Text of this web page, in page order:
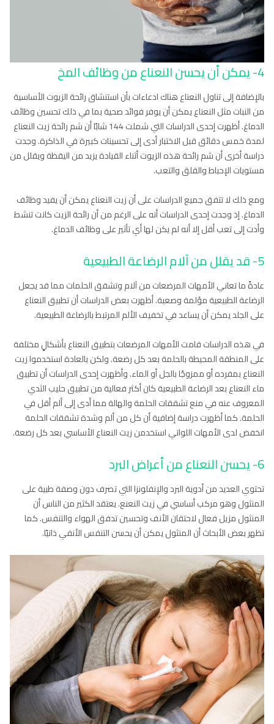
4- يمكن أن يحسن النعناع من وظائف المخ
بالإضافة إلى تناول النعناع هناك ادعاءات بأن استنشاق رائحة الزيوت الأساسية
من النبات مثل النعناع يمكن أن يوفر فوائد صحية بما في ذلك تحسين وظائف
الدماغ. أظهرت إحدى الدراسات التي شملت 144 شابًا أن شم رائحة زيت النعناع
لمدة خمس دقائق قبل الاختبار أدى إلى تحسينات كبيرة في الذاكرة. وجدت
دراسة أخرى أن شم رائحة هذه الزيوت أثناء القيادة يزيد من اليقظة ويقلل من
مستويات الإحباط والقلق والتعب.
ومع ذلك لا تتفق جميع الدراسات على أن زيت النعناع يمكن أن يفيد وظائف
الدماغ. إذ وجدت إحدى الدراسات أنه على الرغم من أن رائحة الزيت كانت تنشط
وأدت إلى تعب أقل إلا أنه لم يكن لها أي تأثير على وظائف الدماغ.
5- قد يقلل من آلام الرضاعة الطبيعية
عادةً ما تعاني الأمهات المرضعات من آلام وتشقق الحلمات مما قد يجعل
الرضاعة الطبيعية مؤلمة وصعبة. أظهرت بعض الدراسات أن تطبيق النعناع
على الجلد يمكن أن يساعد في تخفيف الألم المرتبط بالرضاعة الطبيعية.
في هذه الدراسات قامت الأمهات المرضعات بتطبيق النعناع بأشكالٍ مختلفة
على المنطقة المحيطة بالحلمة بعد كل رضعة. ولكن بالعادة استخدموا زيت
النعناع بمفرده أو ممزوجًا بالجل أو الماء. وأظهرت إحدى الدراسات أن تطبيق
ماء النعناع بعد الرضاعة الطبيعية كان أكثر فعالية من تطبيق حليب الثدي
المعروف عنه في منع تشققات الحلمة والهالة مما أدى إلى ألم أقل في
الحلمة. كما أظهرت دراسة إضافية أن كل من ألم وشدة تشققات الحلمة
انخفض لدى الأمهات اللواتي استخدمن زيت النعناع الأساسي بعد كل رضعة.
6- يحسن النعناع من أعراض البرد
تحتوي العديد من أدوية البرد والإنفلونزا التي تصرف دون وصفة طبية على
المنثول وهو مركب أساسي في زيت النعنع. يعتقد الكثير من الناس أن
المنثول مزيل فعال لاحتقان الأنف وتحسين تدفق الهواء والتنفس. كما
تظهر بعض الأبحاث أن المنثول يمكن أن يحسن التنفس الأنفي ذاتيًا.